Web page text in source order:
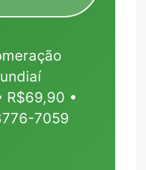
R$69,90 •
7059